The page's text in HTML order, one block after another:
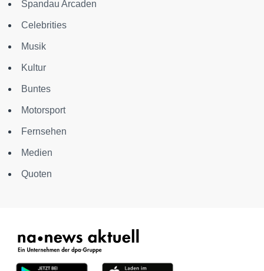
Spandau Arcaden
Celebrities
Musik
Kultur
Buntes
Motorsport
Fernsehen
Medien
Quoten